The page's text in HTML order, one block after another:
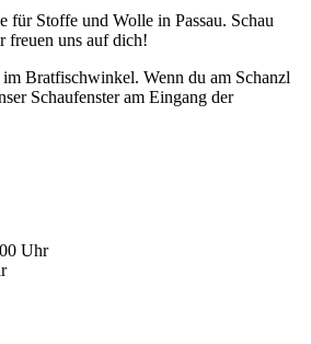
Stoffe und Wolle in Passau. Schau
freuen uns auf dich!
Bratfischwinkel. Wenn du am Schanzl
Schaufenster am Eingang der
Uhr